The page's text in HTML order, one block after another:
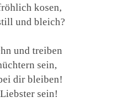
kosen,
und bleich?
und treiben
sein,
dir bleiben!
sein!